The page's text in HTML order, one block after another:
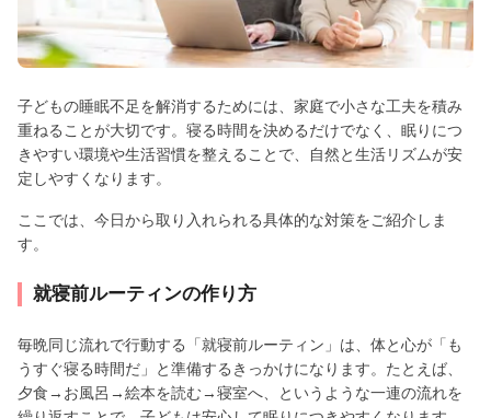
子どもの睡眠不足を解消するためには、家庭で小さな工夫を積み
重ねることが大切です。寝る時間を決めるだけでなく、眠りにつ
きやすい環境や生活習慣を整えることで、自然と生活リズムが安
定しやすくなります。
ここでは、今日から取り入れられる具体的な対策をご紹介しま
す。
就寝前ルーティンの作り方
毎晩同じ流れで行動する「就寝前ルーティン」は、体と心が「も
うすぐ寝る時間だ」と準備するきっかけになります。たとえば、
夕食→お風呂→絵本を読む→寝室へ、というような一連の流れを